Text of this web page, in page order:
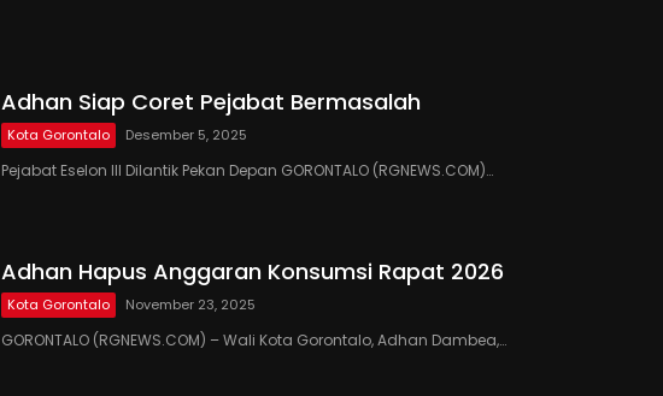
Adhan Siap Coret Pejabat Bermasalah
Kota Gorontalo Desember 5, 2025
Pejabat Eselon III Dilantik Pekan Depan GORONTALO (RGNEWS.COM)…
Adhan Hapus Anggaran Konsumsi Rapat 2026
Kota Gorontalo November 23, 2025
GORONTALO (RGNEWS.COM) – Wali Kota Gorontalo, Adhan Dambea,…